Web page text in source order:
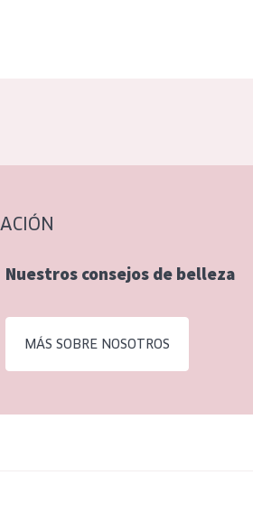
Nuestros consejos de belleza
MÁS SOBRE NOSOTROS